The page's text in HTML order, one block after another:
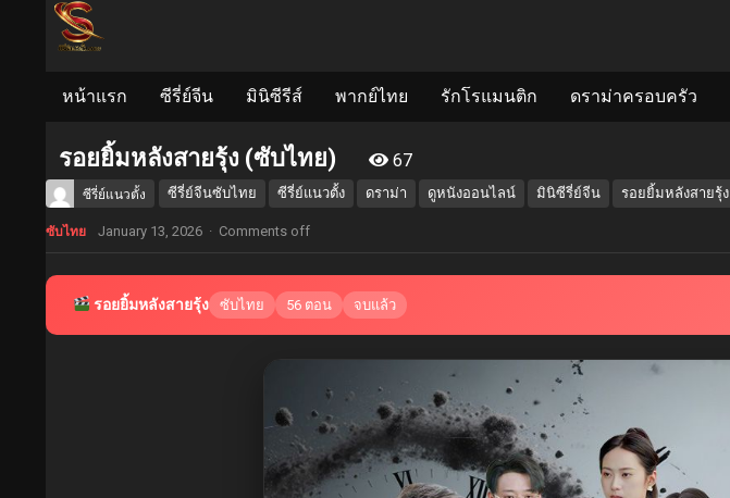
หน้าแรก ซีรี่ย์จีน มินิซีรีส์ พากย์ไทย รักโรแมนติก ดราม่าครอบครัว
รอยยิ้มหลังสายรุ้ง (ซับไทย) 67
ซีรี่ย์แนวตั้ง ซีรี่ย์จีนซับไทย ซีรี่ย์แนวตั้ง ดราม่า ดูหนังออนไลน์ มินิซีรี่ย์จีน รอยยิ้มหลังสายรุ้ง
ซับไทย January 13, 2026 · Comments off
รอยยิ้มหลังสายรุ้ง ซับไทย 56 ตอน จบแล้ว